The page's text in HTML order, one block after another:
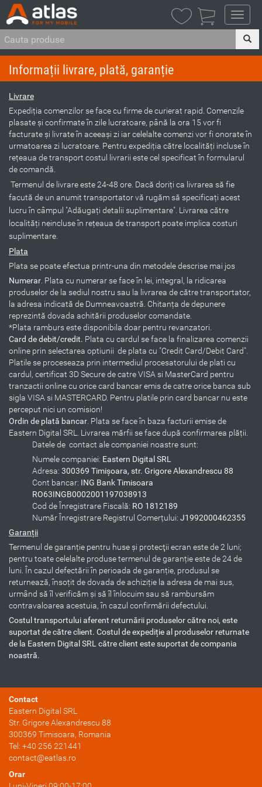
Informații livrare, plată, garanție
Livrare
Expediția comenzilor se face cu firme de curierat rapid. Comenzile
plasate şi confirmate în zile lucratoare, până la ora 15 vor fi
facturate şi livrate în aceeaşi zi iar celelalte comenzi vor fi onorate în
urmatoarea zi lucratoare. Pentru expediția către localități incluse în
rețeaua de transport costul livrarii este cel specificat în formularul
de comandă.
Termenul de livrare este 24-48 ore. Dacă doriți ca livrarea să fie
facută de un anumit transportator vă rugăm să specificați acest
lucru în câmpul "Adăugați detalii suplimentare". Livrarea către
localități neincluse în rețeaua de transport poate implica costuri
suplimentare.
Plata
Plata se poate efectua printr-una din metodele descrise mai jos
Numerar . Plata cu numerar se face în lei, integral, la ridicarea
produselor de la sediul nostru sau la livrarea de către transportator,
la adresa indicată de Dumneavoastră. Chitanța de depunere
reprezintă dovada achitării produselor comandate.
*Plata ramburs este disponibila doar pentru revanzatori.
Card de debit/credit. Plata cu cardul se face la finalizarea comenzii
online prin selectarea optiunii de plata cu "Credit Card/Debit Card".
Platile se proceseaza prin intermediul procesatorului de plati cu
cardul, certificat 3D Secure de catre VISA si MasterCard pentru
tranzactii online cu orice card bancar emis de catre orice banca sub
sigla VISA si MASTERCARD. Pentru platile prin card bancar nu este
perceput nici un comision!
Ordin de plată bancar . Plata se face în baza facturii emise de
Eastern Digital SRL. Livrarea mărfii se face după confirmarea plății.
Datele de contact ale companiei noastre sunt:
Numele companiei: Eastern Digital SRL
Adresa: 300369 Timișoara, str. Grigore Alexandrescu 88
Cont bancar: ING Bank Timisoara
RO63INGB0002001197038913
Cod de Înregistrare Fiscală: RO 1812189
Număr Înregistrare Registrul Comerțului:J1992000462355
Garanții
Termenul de garanție pentru huse şi protecţii ecran este de 2 luni;
pentru toate celelalte produse termenul de garanție este de 24 de
luni. În cazul defectării în perioada de garanție, produsul se
returnează, însoțit de dovada de achiziție la adresa de mai sus,
urmând să îl verificăm și să îl înlocuim sau să rambursăm
contravaloarea acestuia, în cazul confirmării defectului.
Costul transportului aferent returnării produselor către noi, este
suportat de către client. Costul de expediție al produselor returnate
de la Eastern Digital SRL către client este suportat de compania
noastră.
Contact
Eastern Digital SRL
Str. Grigore Alexandrescu 88
300369 Timisoara, Romania
Tel: +40 256 221441
contact@eatlas.ro
Orar